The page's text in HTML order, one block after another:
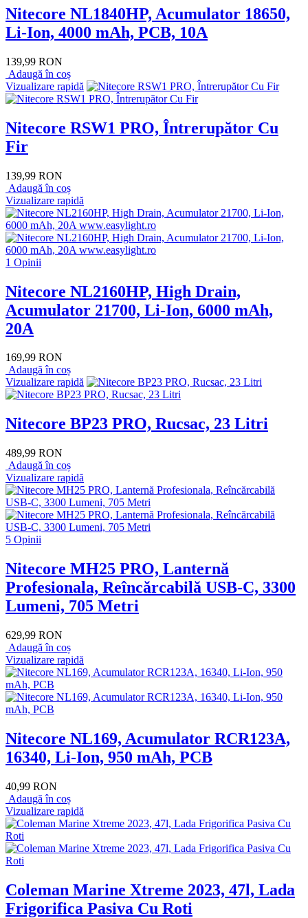
Nitecore NL1840HP, Acumulator 18650,
Li-Ion, 4000 mAh, PCB, 10A
139,99 RON
Adaugă în coș
Vizualizare rapidă
Nitecore RSW1 PRO, Întrerupător Cu
Fir
139,99 RON
Adaugă în coș
Vizualizare rapidă
1 Opinii
Nitecore NL2160HP, High Drain,
Acumulator 21700, Li-Ion, 6000 mAh,
20A
169,99 RON
Adaugă în coș
Vizualizare rapidă
Nitecore BP23 PRO, Rucsac, 23 Litri
489,99 RON
Adaugă în coș
Vizualizare rapidă
5 Opinii
Nitecore MH25 PRO, Lanternă
Profesionala, Reîncărcabilă USB-C, 3300
Lumeni, 705 Metri
629,99 RON
Adaugă în coș
Vizualizare rapidă
Nitecore NL169, Acumulator RCR123A,
16340, Li-Ion, 950 mAh, PCB
40,99 RON
Adaugă în coș
Vizualizare rapidă
Coleman Marine Xtreme 2023, 47l, Lada
Frigorifica Pasiva Cu Roti